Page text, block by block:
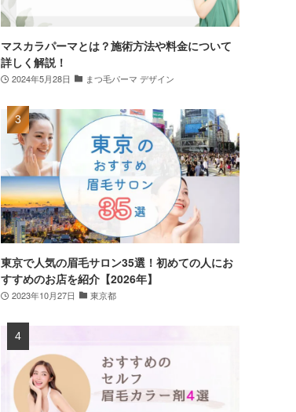
マスカラパーマとは？施術方法や料金について
詳しく解説！
2024年5月28日 まつ毛パーマ デザイン
東京で人気の眉毛サロン35選！初めての人にお
すすめのお店を紹介【2026年】
2023年10月27日 東京都